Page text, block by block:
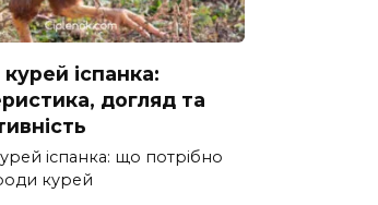
іспанка:
догляд та
іспанка: що потрібно
курей